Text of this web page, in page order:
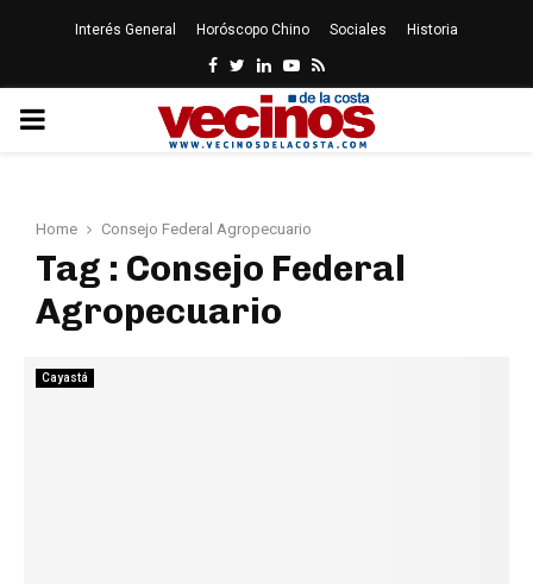
Interés General Horóscopo Chino Sociales Historia
Facebook
Twitter
LinkedinYoutube
Rss
PRIMARY
Home Consejo Federal Agropecuario
Tag : Consejo Federal
Agropecuario
Cayastá